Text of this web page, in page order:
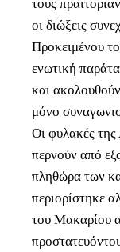
τους
οι διώξεις
Προκειμένου
ενωτική
και
μόνο
Οι φυλακές της
περνούν από
πληθώρα των
περιορίστηκε
του Μακαρίου